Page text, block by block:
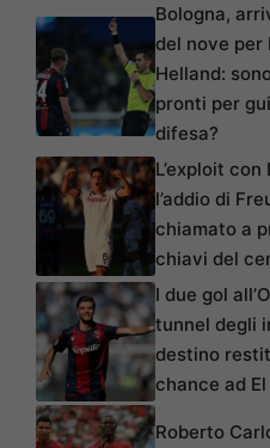
Bologna,
del nove per
Helland:
pronti per
difesa?
L’exploit
l’addio di
chiamato a
chiavi del
I due gol
tunnel degli
destino
chance ad
Roberto